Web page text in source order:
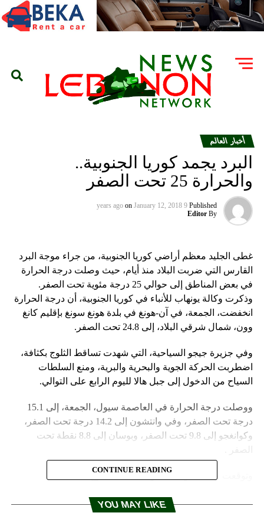
أخبار العالم
البرد يجمد كوريا الجنوبية..
والحرارة 25 تحت الصفر
Published
9 years ago
on January 12, 2018
By
Editor
غطى الجليد معظم أراضي كوريا الجنوبية، من جراء موجة البرد
القارس التي ضربت البلاد منذ أيام، حيث وصلت درجة الحرارة
في بعض المناطق إلى حوالي 25 درجة مئوية تحت الصفر.
وذكرت وكالة يونهاب للأنباء في كوريا الجنوبية، أن درجة الحرارة
انخفضت، الجمعة، في آن-هونغ في بلدة هونغ سونغ بإقليم كانغ
وون، شمال شرقي البلاد، إلى 24.8 تحت الصفر.
وفي جزيرة جيجو السياحية، التي شهدت تساقط الثلوج بكثافة،
اضطربت الحركة الجوية والبحرية والبرية، ومنع السلطات
السياح من الدخول إلى جبل هالا لليوم الرابع على التوالي.
ووصلت درجة الحرارة في العاصمة سيول، الجمعة، إلى 15.1
درجة تحت الصفر، وفي وانتشون إلى 14.2 درجة تحت الصفر،
وكوانغجو إلى 9.8 تحت الصفر، وبوسان إلى 8.8 نقطة تحت
جيجو>
CONTINUE READING
YOU MAY LIKE